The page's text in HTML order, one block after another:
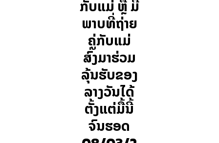
ກັບແມ່ ຫຼື ມີ
ພາບທີ່ຖ່າຍ
ຄູ່ກັບແມ່
ສົ່ງມາຮ່ວມ
ລຸ້ນຮັບຂອງ
ລາງວັນໄດ້
ຕັ້ງແຕ່ມື້ນີ້
ຈົນຮອດ